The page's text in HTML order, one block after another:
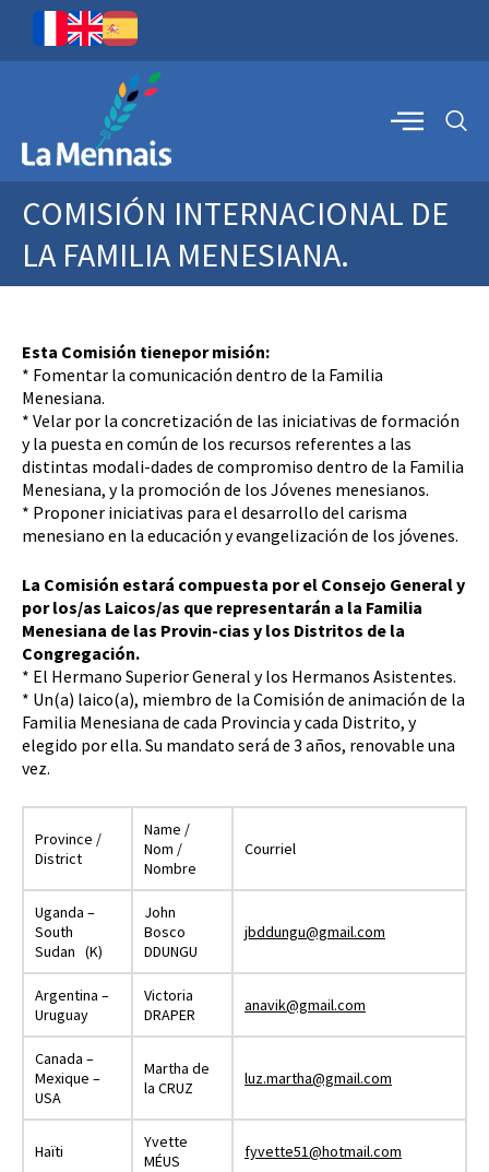
COMISIÓN INTERNACIONAL DE
LA FAMILIA MENESIANA.
Esta Comisión tienepor misión:
* Fomentar la comunicación dentro de la Familia
Menesiana.
* Velar por la concretización de las iniciativas de formación
y la puesta en común de los recursos referentes a las
distintas modali-dades de compromiso dentro de la Familia
Menesiana, y la promoción de los Jóvenes menesianos.
* Proponer iniciativas para el desarrollo del carisma
menesiano en la educación y evangelización de los jóvenes.
La Comisión estará compuesta por el Consejo General y
por los/as Laicos/as que representarán a la Familia
Menesiana de las Provin-cias y los Distritos de la
Congregación.
* El Hermano Superior General y los Hermanos Asistentes.
* Un(a) laico(a), miembro de la Comisión de animación de la
Familia Menesiana de cada Provincia y cada Distrito, y
elegido por ella. Su mandato será de 3 años, renovable una
vez.
Province /
District
Name /
Nom /
Nombre
Courriel
Uganda –
South
Sudan (K)
John
Bosco
DDUNGU
jbddungu@gmail.com
Argentina –
Uruguay
Victoria
DRAPER
anavik@gmail.com
Canada –
Mexique –
USA
Martha de
la CRUZ
luz.martha@gmail.com
Haïti
Yvette
MÉUS
fyvette51@hotmail.com